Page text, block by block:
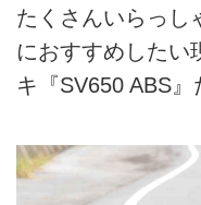
たくさんいらっし
におすすめしたい
キ『SV650 ABS』